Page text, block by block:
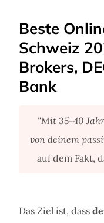
Beste
Schweiz
Brokers,
Bank
"Mit 35-40
von deinem
auf dem Fakt,
Das Ziel ist, dass